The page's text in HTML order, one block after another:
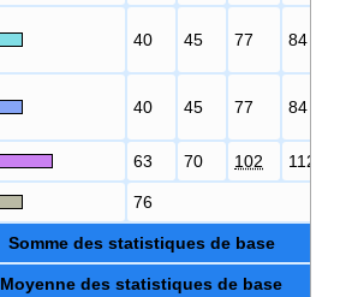
40 45 77 84
40 45 77 84
63 70 102 112
76
Somme des statistiques de base
Moyenne des statistiques de base